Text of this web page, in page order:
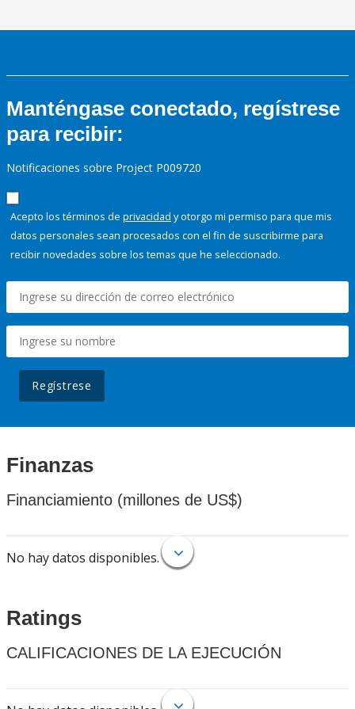
Manténgase conectado, regístrese
para recibir:
Notificaciones sobre Project P009720
Acepto los términos de privacidad y otorgo mi permiso para que mis
datos personales sean procesados con el fin de suscribirme para
recibir novedades sobre los temas que he seleccionado.
Regístrese
Finanzas
Financiamiento (millones de US$)
No hay datos disponibles.
Ratings
CALIFICACIONES DE LA EJECUCIÓN